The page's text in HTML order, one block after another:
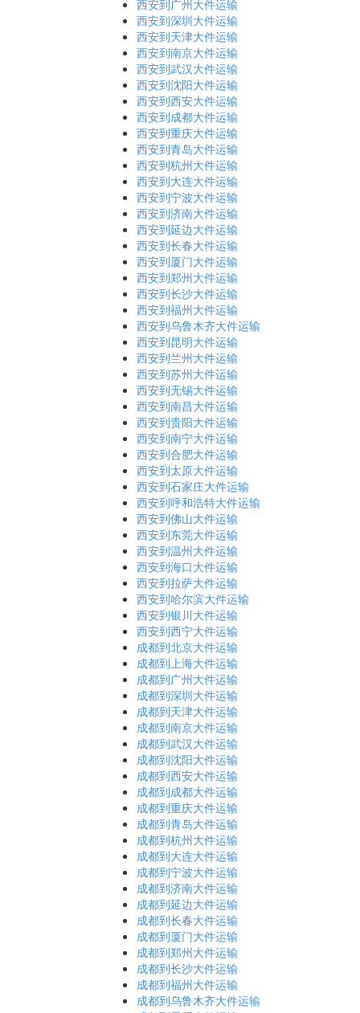
西安到广州大件运输
西安到深圳大件运输
西安到天津大件运输
西安到南京大件运输
西安到武汉大件运输
西安到沈阳大件运输
西安到西安大件运输
西安到成都大件运输
西安到重庆大件运输
西安到青岛大件运输
西安到杭州大件运输
西安到大连大件运输
西安到宁波大件运输
西安到济南大件运输
西安到延边大件运输
西安到长春大件运输
西安到厦门大件运输
西安到郑州大件运输
西安到长沙大件运输
西安到福州大件运输
西安到乌鲁木齐大件运输
西安到昆明大件运输
西安到兰州大件运输
西安到苏州大件运输
西安到无锡大件运输
西安到南昌大件运输
西安到贵阳大件运输
西安到南宁大件运输
西安到合肥大件运输
西安到太原大件运输
西安到石家庄大件运输
西安到呼和浩特大件运输
西安到佛山大件运输
西安到东莞大件运输
西安到温州大件运输
西安到海口大件运输
西安到拉萨大件运输
西安到哈尔滨大件运输
西安到银川大件运输
西安到西宁大件运输
成都到北京大件运输
成都到上海大件运输
成都到广州大件运输
成都到深圳大件运输
成都到天津大件运输
成都到南京大件运输
成都到武汉大件运输
成都到沈阳大件运输
成都到西安大件运输
成都到成都大件运输
成都到重庆大件运输
成都到青岛大件运输
成都到杭州大件运输
成都到大连大件运输
成都到宁波大件运输
成都到济南大件运输
成都到延边大件运输
成都到长春大件运输
成都到厦门大件运输
成都到郑州大件运输
成都到长沙大件运输
成都到福州大件运输
成都到乌鲁木齐大件运输